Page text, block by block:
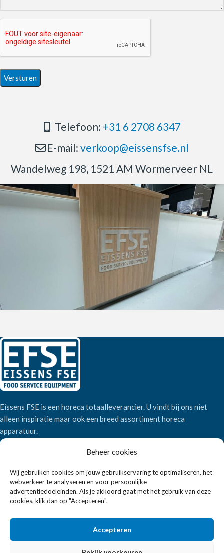
Beheer cookies
Wij gebruiken cookies om jouw gebruikservaring te optimaliseren, het
webverkeer te analyseren en voor persoonlijke
advertentiedoeleinden. Als je akkoord gaat met het gebruik van deze
cookies, klik dan op "Accepteren".
Accepteren
Telefoon: +31 6 2708 6347
E-mail: verkoop@eissensfse.nl
Wandelweg 198, 1521 AM Wormerveer NL
Eissens FSE is een horeca totaalleverancier. U vindt bij ons niet
alleen inspiratie maar ook een breed assortiment horeca
apparatuur.
Telefoon:+31 6 2708 6347
E-mail:verkoop@eissensfse.nl
Over ons